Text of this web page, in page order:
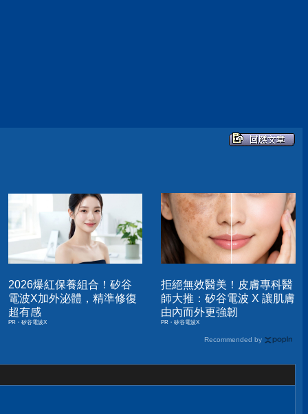
2026爆紅保養組合！矽谷
電波X加外泌體，精準修復
超有感
PR・矽谷電波X
拒絕無效醫美！皮膚專科醫
師大推：矽谷電波 X 讓肌膚
由內而外更強韌
PR・矽谷電波X
Recommended by